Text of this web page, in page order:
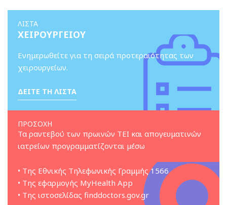
ΛΙΣΤΑ
ΧΕΙΡΟΥΡΓΕΙΟΥ
Ενημερωθείτε για τη σειρά προτεραιότητας των
χειρουργείων.
ΔΕΙΤΕ ΤΗ ΛΙΣΤΑ
ΠΡΟΣΟΧΗ
Τα ραντεβού των πρωινών ΤΕΙ και απογευματινών
ιατρείων προγραμματίζονται μέσω
• Της Εθνικής Τηλεφωνικής Γραμμής 1566
• Της εφαρμογής MyHealth App
• Της ιστοσελίδας finddoctors.gov.gr